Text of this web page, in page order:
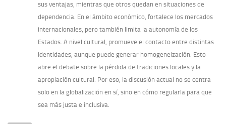
sus ventajas, mientras que otros quedan en situaciones de
dependencia. En el ámbito económico, fortalece los mercados
internacionales, pero también limita la autonomía de los
Estados. A nivel cultural, promueve el contacto entre distintas
identidades, aunque puede generar homogeneización. Esto
abre el debate sobre la pérdida de tradiciones locales y la
apropiación cultural. Por eso, la discusión actual no se centra
solo en la globalización en sí, sino en cómo regularla para que
sea más justa e inclusiva.